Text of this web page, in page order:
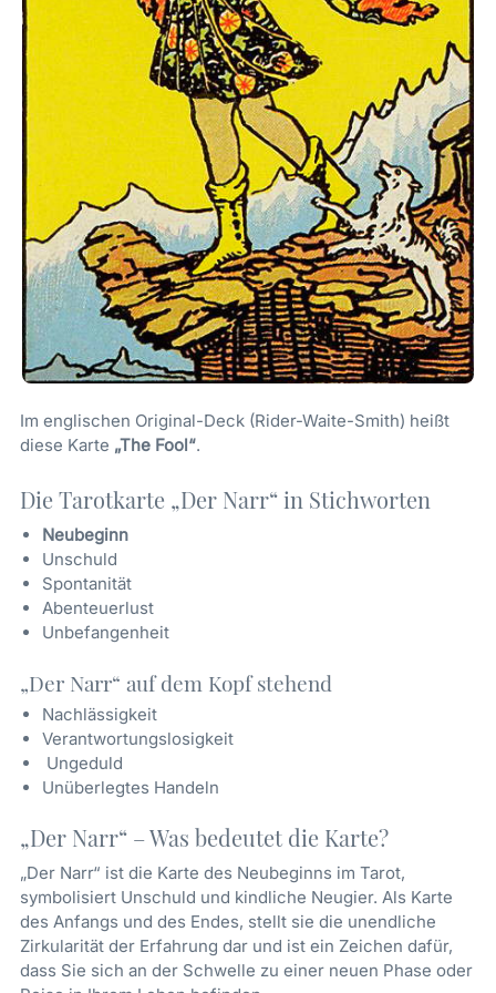
Im englischen Original-Deck (Rider-Waite-Smith) heißt
diese Karte „The Fool“.
Die Tarotkarte „Der Narr“ in Stichworten
Neubeginn
Unschuld
Spontanität
Abenteuerlust
Unbefangenheit
„Der Narr“ auf dem Kopf stehend
Nachlässigkeit
Verantwortungslosigkeit
Ungeduld
Unüberlegtes Handeln
„Der Narr“ – Was bedeutet die Karte?
„Der Narr“ ist die Karte des Neubeginns im Tarot,
symbolisiert Unschuld und kindliche Neugier. Als Karte
des Anfangs und des Endes, stellt sie die unendliche
Zirkularität der Erfahrung dar und ist ein Zeichen dafür,
dass Sie sich an der Schwelle zu einer neuen Phase oder